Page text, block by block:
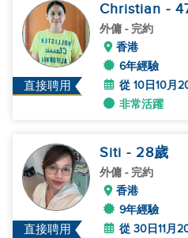
直接聘用
Christian -
外傭 - 完約
香港
6年經驗
從 10日10月
非常活躍
直接聘用
Siti - 28歲
外傭 - 完約
香港
9年經驗
從 30日11月